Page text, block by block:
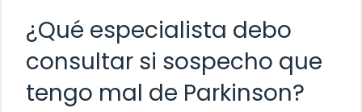
¿Qué especialista debo
consultar si sospecho que
tengo mal de Parkinson?